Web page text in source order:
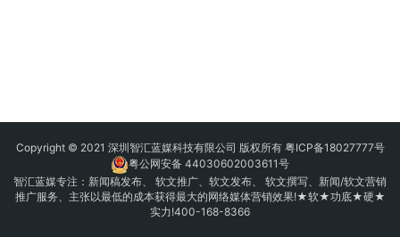
Copyright © 2021 深圳智汇蓝媒科技有限公司 版权所有 粤ICP备18027777号
粤公网安备 44030602003611号
智汇蓝媒专注： 新闻稿发布、 软文推广、 软文发布、 软文撰写、新闻/软文营销
推广服务、主张以最低的成本获得最大的网络媒体营销效果!★软★功底★硬★
实力!400-168-8366